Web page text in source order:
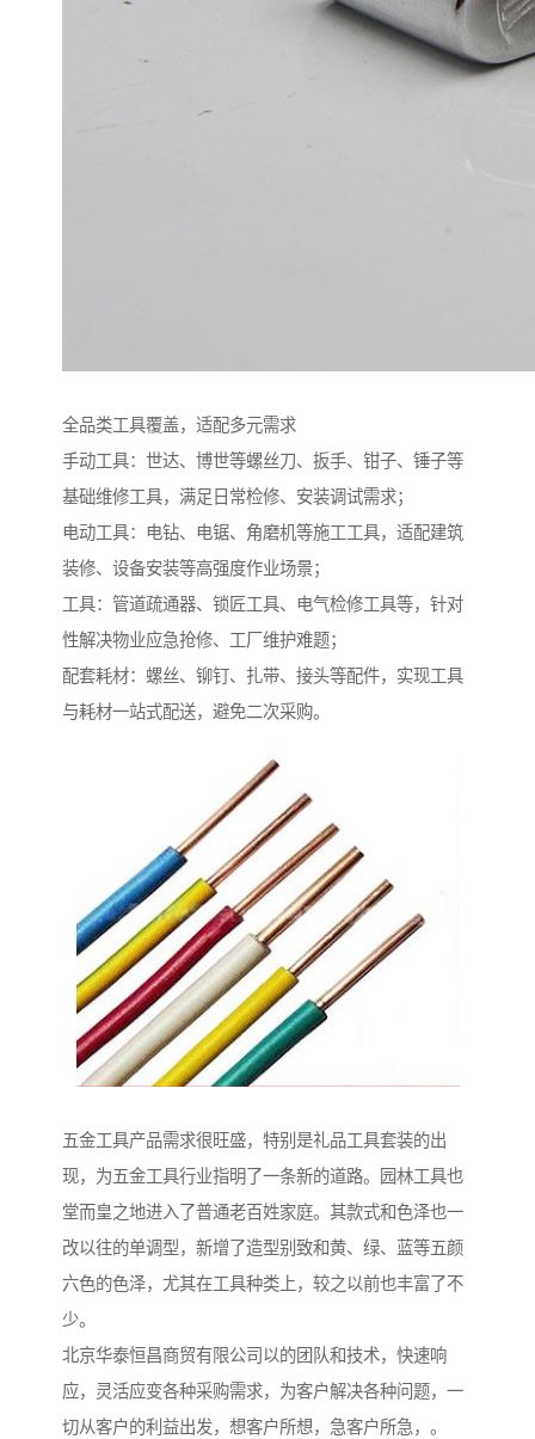
全品类工具覆盖，适配多元需求​
手动工具：世达、博世等螺丝刀、扳手、钳子、锤子等
基础维修工具，满足日常检修、安装调试需求；​
电动工具：电钻、电锯、角磨机等施工工具，适配建筑
装修、设备安装等高强度作业场景；​
工具：管道疏通器、锁匠工具、电气检修工具等，针对
性解决物业应急抢修、工厂维护难题；​
配套耗材：螺丝、铆钉、扎带、接头等配件，实现工具
与耗材一站式配送，避免二次采购。
五金工具产品需求很旺盛，特别是礼品工具套装的出
现，为五金工具行业指明了一条新的道路。园林工具也
堂而皇之地进入了普通老百姓家庭。其款式和色泽也一
改以往的单调型，新增了造型别致和黄、绿、蓝等五颜
六色的色泽，尤其在工具种类上，较之以前也丰富了不
少。
北京华泰恒昌商贸有限公司以的团队和技术，快速响
应，灵活应变各种采购需求，为客户解决各种问题，一
切从客户的利益出发，想客户所想，急客户所急，。